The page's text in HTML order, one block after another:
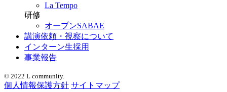
La Tempo
研修
オープンSABAE
講演依頼・視察について
インターン生採用
事業報告
© 2022 L community.
個人情報保護方針 サイトマップ